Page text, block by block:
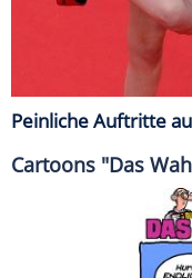
Peinliche Auftritte
Cartoons "Das